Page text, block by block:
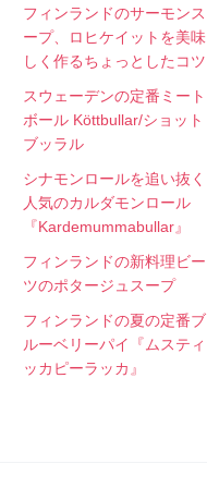
フィンランドのサーモンス
ープ、ロヒケイットを美味
しく作るちょっとしたコツ
スウェーデンの定番ミート
ボール Köttbullar/ショット
ブッラル
シナモンロールを追い抜く
人気のカルダモンロール
『Kardemummabullar』
フィンランドの新料理ビー
ツのポタージュスープ
フィンランドの夏の定番ブ
ルーベリーパイ『ムスティ
ッカピーラッカ』